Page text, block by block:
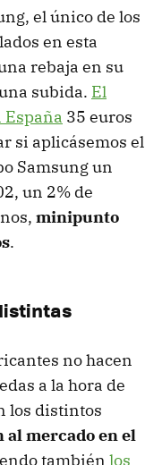
el único de los
en esta
rebaja en su
subida. El
España 35 euros
si aplicásemos el
Samsung un
un 2% de
minipunto
.
no hacen
a la hora de
los distintos
al mercado en el
también los